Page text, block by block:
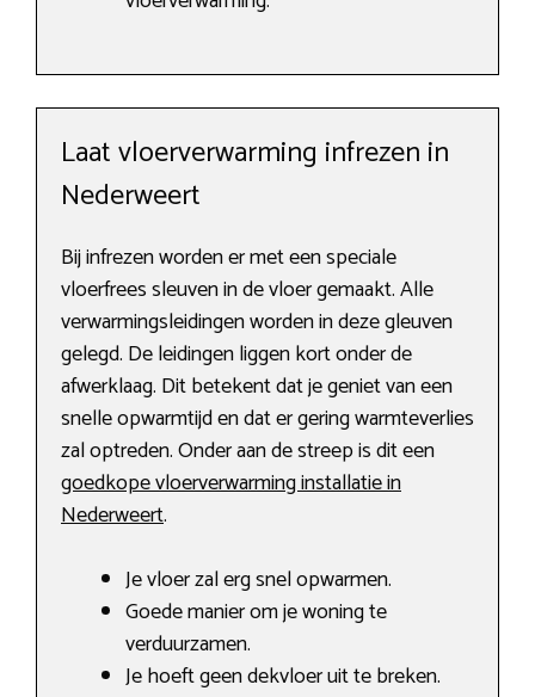
Laat vloerverwarming infrezen in
Nederweert
Bij infrezen worden er met een speciale
vloerfrees sleuven in de vloer gemaakt. Alle
verwarmingsleidingen worden in deze gleuven
gelegd. De leidingen liggen kort onder de
afwerklaag. Dit betekent dat je geniet van een
snelle opwarmtijd en dat er gering warmteverlies
zal optreden. Onder aan de streep is dit een
goedkope vloerverwarming installatie in
Nederweert.
Je vloer zal erg snel opwarmen.
Goede manier om je woning te
verduurzamen.
Je hoeft geen dekvloer uit te breken.